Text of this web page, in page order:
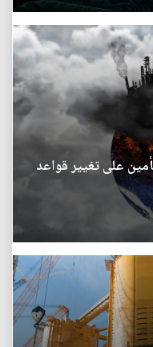
على تغيير قواعد